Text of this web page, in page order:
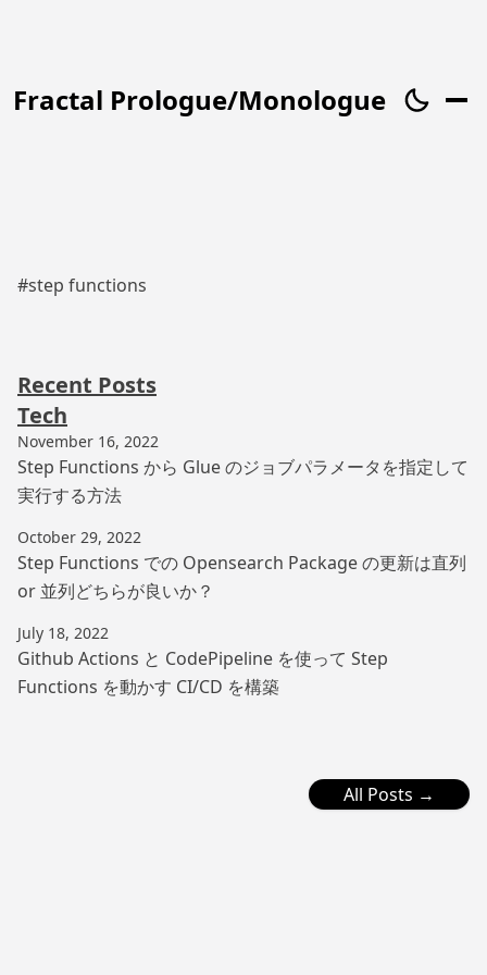
Fractal Prologue/Monologue
#step functions
Recent Posts
Tech
November 16, 2022
Step Functions から Glue のジョブパラメータを指定して
実行する方法
October 29, 2022
Step Functions での Opensearch Package の更新は直列
or 並列どちらが良いか？
July 18, 2022
Github Actions と CodePipeline を使って Step
Functions を動かす CI/CD を構築
All Posts →